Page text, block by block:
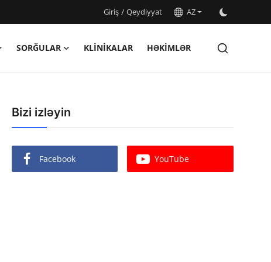
Giriş/ Qeydiyyat AZ
SORĞULAR KLINIKALAR
HƏKIMLƏR
Bizi izləyin
Facebook YouTube